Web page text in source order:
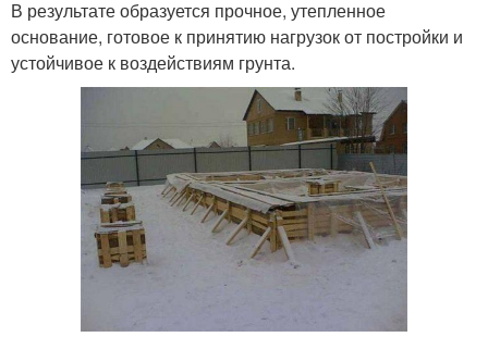
В результате образуется прочное, утепленное
основание, готовое к принятию нагрузок от постройки и
устойчивое к воздействиям грунта.